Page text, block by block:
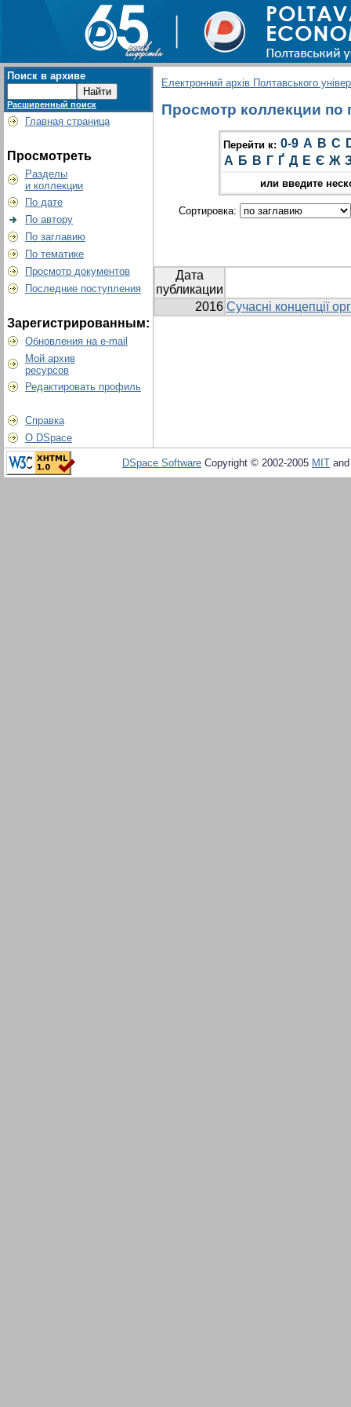
Поиск в архиве
Расширенный поиск
Главная страница
Просмотреть
Разделы
и коллекции
По дате
По автору
По заглавию
По тематике
Просмотр документов
Последние поступления
Зарегистрированным:
Обновления на e-mail
Мой архив
ресурсов
Редактировать профиль
Справка
О DSpace
Електронний архів Полтавського
Просмотр коллекции по
Перейти к: 0-9 A B C
А Б В Г Ґ Д Е Є Ж
или введите
Сортировка:
Дата
публикации
2016 Сучасні концепції
DSpace Software Copyright © 2002-2005 MIT